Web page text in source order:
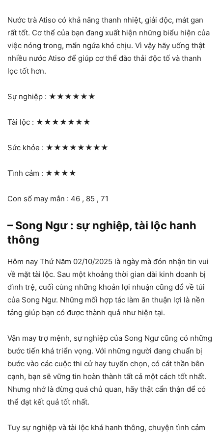
Nước trà Atiso có khả năng thanh nhiệt, giải độc, mát gan
rất tốt. Cơ thể của bạn đang xuất hiện những biểu hiện của
việc nóng trong, mẩn ngứa khó chịu. Vì vậy hãy uống thật
nhiều nước Atiso để giúp cơ thể đào thải độc tố và thanh
lọc tốt hơn.
Sự nghiệp : ★★★★★★
Tài lộc : ★★★★★★★
Sức khỏe : ★★★★★★★★
Tình cảm : ★★★★
Con số may mắn : 46 , 85 , 71
– Song Ngư : sự nghiệp, tài lộc hanh
thông
Hôm nay Thứ Năm 02/10/2025 là ngày mà đón nhận tin vui
về mặt tài lộc. Sau một khoảng thời gian dài kinh doanh bị
đình trệ, cuối cùng những khoản lợi nhuận cũng đổ về túi
của Song Ngư. Những mối hợp tác làm ăn thuận lợi là nền
tảng giúp bạn có được thành quả như hiện tại.
Vận may trợ mệnh, sự nghiệp của Song Ngư cũng có những
bước tiến khá triển vọng. Với những người đang chuẩn bị
bước vào các cuộc thi cử hay tuyển chọn, có cát thần bên
cạnh, bạn sẽ vững tin hoàn thành tất cả một cách tốt nhất.
Nhưng nhớ là đừng quá chủ quan, hãy thật cẩn thận để có
thể đạt kết quả tốt nhất.
Tuy sự nghiệp và tài lộc khá hanh thông, chuyện tình cảm